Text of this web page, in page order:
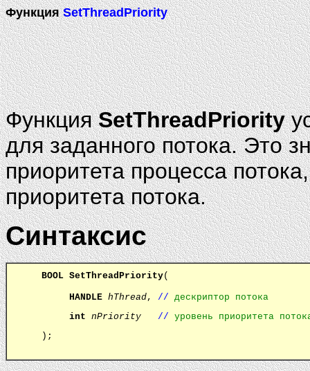
ФункцияSetThreadPriority
ФункцияSetThreadPriority
для заданного потока. Это
приоритета процесса
приоритета потока.
Синтаксис
BOOL SetThreadPriority(
HANDLE hThread, // дескриптор потока
int nPriority // уровень приоритета
);